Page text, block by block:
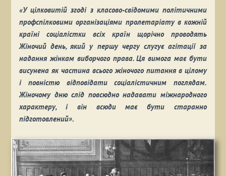
«У цілковитій згоді з класово-свідомими політичними
профспілковими організаціями пролетаріату в кожній
країні соціалістки всіх країн щорічно проводять
Жіночий день, який у першу чергу слугує агітації за
надання жінкам виборчого права. Ця вимога має бути
висунена як частина всього жіночого питання в цілому
і повністю відповідати соціалістичним поглядам.
Жіночому дню слід повсюдно надавати міжнародного
характеру, і він всюди має бути старанно
підготовлений».